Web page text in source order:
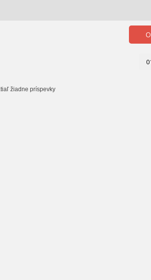
žiadne príspevky